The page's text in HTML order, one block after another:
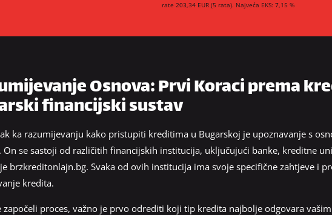
rate 203,34 EUR (5 rata). Najveća EKS: 7,15 %
Osnova: Prvi Koraci prema
financijski sustav
ka razumijevanju kako pristupiti kreditima u Bugarskoj je upoznavanje s
On se sastoji od različitih financijskih institucija, uključujući banke, kreditne
brzkreditonlajn.bg. Svaka od ovih institucija ima svoje specifične zahtjeve i
kredita.
započeli proces, važno je prvo odrediti koji tip kredita najbolje odgovara